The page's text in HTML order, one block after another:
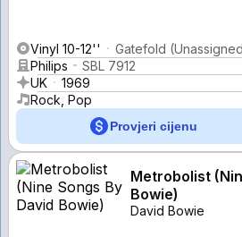
Vinyl 10-12''
Gatefold
Philips
SBL 7912
UK
1969
Rock, Pop
Provjeri cijenu
Metrobolist
Bowie)
David Bowie